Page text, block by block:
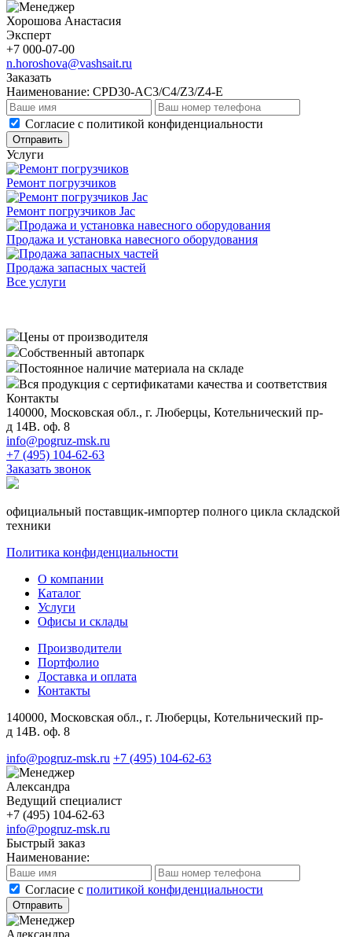
Хорошова Анастасия
Эксперт
+7 000-07-00
n.horoshova@vashsait.ru
Заказать
Наименование: CPD30-AC3/C4/Z3/Z4-E
Cогласие с политикой конфиденциальности
Отправить
Услуги
Ремонт погрузчиков
Ремонт погрузчиков Jac
Продажа и установка навесного оборудования
Продажа запасных частей
Все услуги
Цены от производителя
Собственный автопарк
Постоянное наличие материала на складе
Вся продукция с сертификатами качества и соответствия
Контакты
140000, Московская обл., г. Люберцы, Котельнический пр-
д 14В. оф. 8
info@pogruz-msk.ru
+7 (495) 104-62-63
Заказать звонок
официальный поставщик-импортер полного цикла складской
техники
Политика конфиденциальности
О компании
Каталог
Услуги
Офисы и склады
Производители
Портфолио
Доставка и оплата
Контакты
140000, Московская обл., г. Люберцы, Котельнический пр-
д 14В. оф. 8
info@pogruz-msk.ru +7 (495) 104-62-63
Александра
Ведущий специалист
+7 (495) 104-62-63
info@pogruz-msk.ru
Быстрый заказ
Наименование:
Cогласие с политикой конфиденциальности
Отправить
Александра